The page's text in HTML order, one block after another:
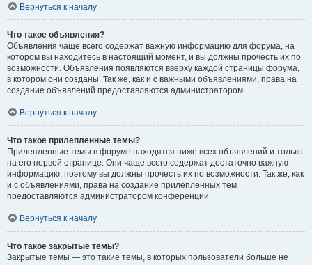
Вернуться к началу
Что такое объявления?
Объявления чаще всего содержат важную информацию для форума, на
котором вы находитесь в настоящий момент, и вы должны прочесть их по
возможности. Объявления появляются вверху каждой страницы форума,
в котором они созданы. Так же, как и с важными объявлениями, права на
создание объявлений предоставляются администратором.
Вернуться к началу
Что такое прилепленные темы?
Прилепленные темы в форуме находятся ниже всех объявлений и только
на его первой странице. Они чаще всего содержат достаточно важную
информацию, поэтому вы должны прочесть их по возможности. Так же, как
и с объявлениями, права на создание прилепленных тем
предоставляются администратором конференции.
Вернуться к началу
Что такое закрытые темы?
Закрытые темы — это такие темы, в которых пользователи больше не